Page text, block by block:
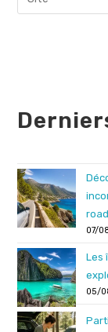
comment
address
l’URL
07/
Les
05/